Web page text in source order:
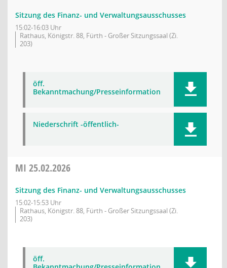
Sitzung des Finanz- und Verwaltungsausschusses
15:02-16:03 Uhr
Rathaus, Königstr. 88, Fürth - Großer Sitzungssaal (Zi.
203)
öff.
Bekanntmachung/Presseinformation
Niederschrift -öffentlich-
MI 25.02.2026
Sitzung des Finanz- und Verwaltungsausschusses
15:02-15:53 Uhr
Rathaus, Königstr. 88, Fürth - Großer Sitzungssaal (Zi.
203)
öff.